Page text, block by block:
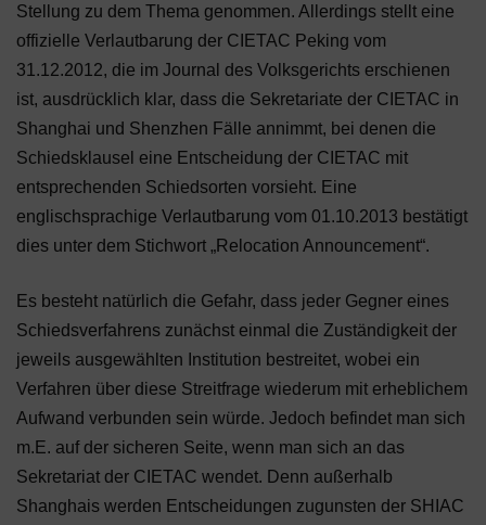
Stellung zu dem Thema genommen. Allerdings stellt eine
offizielle Verlautbarung der CIETAC Peking vom
31.12.2012, die im Journal des Volksgerichts erschienen
ist, ausdrücklich klar, dass die Sekretariate der CIETAC in
Shanghai und Shenzhen Fälle annimmt, bei denen die
Schiedsklausel eine Entscheidung der CIETAC mit
entsprechenden Schiedsorten vorsieht. Eine
englischsprachige Verlautbarung vom 01.10.2013 bestätigt
dies unter dem Stichwort „Relocation Announcement“.
Es besteht natürlich die Gefahr, dass jeder Gegner eines
Schiedsverfahrens zunächst einmal die Zuständigkeit der
jeweils ausgewählten Institution bestreitet, wobei ein
Verfahren über diese Streitfrage wiederum mit erheblichem
Aufwand verbunden sein würde. Jedoch befindet man sich
m.E. auf der sicheren Seite, wenn man sich an das
Sekretariat der CIETAC wendet. Denn außerhalb
Shanghais werden Entscheidungen zugunsten der SHIAC